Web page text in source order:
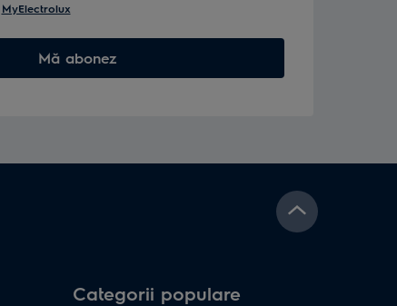
MyElectrolux
Mă abonez
Categorii populare